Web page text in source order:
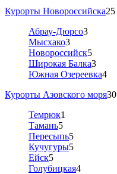
Курорты Новороссийска25
Абрау-Дюрсо3
Мысхако3
Новороссийск5
Широкая Балка3
Южная Озереевка4
Курорты Азовского моря30
Темрюк1
Тамань5
Пересыпь5
Кучугуры5
Ейск5
Голубицкая4